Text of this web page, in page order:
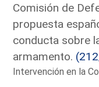
Comisión de
propuesta
conducta sobre
armamento.
Intervención en la